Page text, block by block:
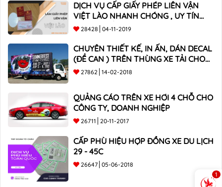
DỊCH VỤ CẤP GIẤY PHÉP LIÊN VẬN
VIỆT LÀO NHANH CHÓNG , UY TÍN
TOÀN QUỐC
28428 04-11-2019
CHUYÊN THIẾT KẾ, IN ẤN, DÁN DECAL
(ĐỀ CAN ) TRÊN THÙNG XE TẢI CHO
CÔNG TY
27862 14-02-2018
QUẢNG CÁO TRÊN XE HƠI 4 CHỖ CHO
CÔNG TY, DOANH NGHIỆP
26711 20-11-2017
CẤP PHÙ HIỆU HỢP ĐỒNG XE DU LỊCH
29 - 45C
26647 05-06-2018
1